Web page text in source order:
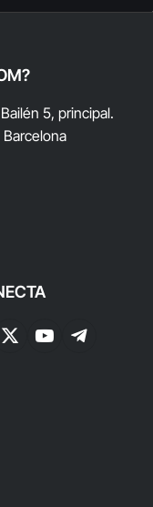
5, principal.
Barcelona
X
YouTubeTelegram